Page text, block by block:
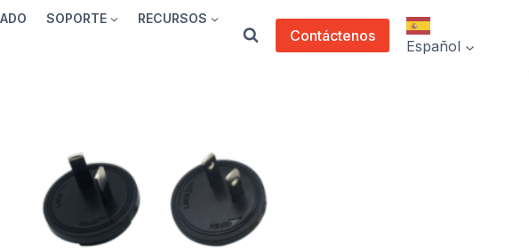
SOPORTE RECURSOS
Contáctenos
Español